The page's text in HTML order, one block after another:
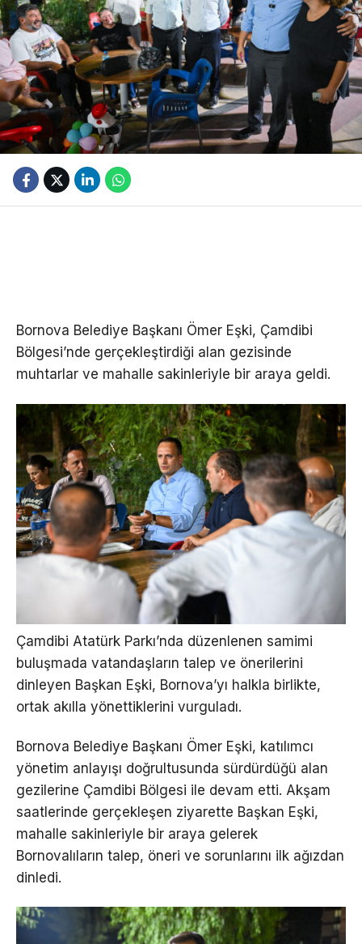
Bornova Belediye Başkanı Ömer Eşki, Çamdibi
Bölgesi’nde gerçekleştirdiği alan gezisinde
muhtarlar ve mahalle sakinleriyle bir araya geldi.
Çamdibi Atatürk Parkı’nda düzenlenen samimi
buluşmada vatandaşların talep ve önerilerini
dinleyen Başkan Eşki, Bornova’yı halkla birlikte,
ortak akılla yönettiklerini vurguladı.
Bornova Belediye Başkanı Ömer Eşki, katılımcı
yönetim anlayışı doğrultusunda sürdürdüğü alan
gezilerine Çamdibi Bölgesi ile devam etti. Akşam
saatlerinde gerçekleşen ziyarette Başkan Eşki,
mahalle sakinleriyle bir araya gelerek
Bornovalıların talep, öneri ve sorunlarını ilk ağızdan
dinledi.